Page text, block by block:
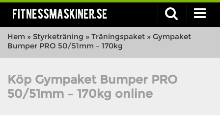
fitnessmaskiner.se
Hem » Styrketräning » Träningspaket » Gympaket
Bumper PRO 50/51mm – 170kg
Köp Gympaket Bumper PRO
50/51mm – 170kg online